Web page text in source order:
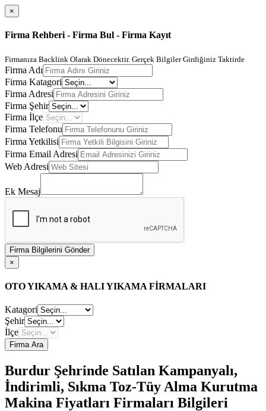
×
Firma Rehberi - Firma Bul - Firma Kayıt
Firmanıza Backlink Olarak Dönecektir. Gerçek Bilgiler Girdiğiniz Taktirde
Firma Adı
Firma Katagori
Firma Adresi
Firma Şehir
Firma İlçe
Firma Telefonu
Firma Yetkilisi
Firma Email Adresi
Web Adresi
Ek Mesaj
Firma Bilgilerini Gönder
×
OTO YIKAMA & HALI YIKAMA FİRMALARI
Katagori
Şehir
İlçe
Firma Ara
Burdur Şehrinde Satılan Kampanyalı,
İndirimli, Sıkma Toz-Tüy Alma Kurutma
Makina Fiyatları Firmaları Bilgileri